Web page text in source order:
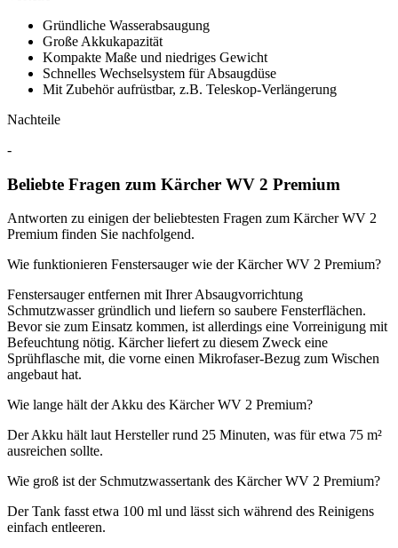
Gründliche Wasserabsaugung
Große Akkukapazität
Kompakte Maße und niedriges Gewicht
Schnelles Wechselsystem für Absaugdüse
Mit Zubehör aufrüstbar, z.B. Teleskop-Verlängerung
Nachteile
-
Beliebte Fragen zum Kärcher WV 2 Premium
Antworten zu einigen der beliebtesten Fragen zum Kärcher WV 2
Premium finden Sie nachfolgend.
Wie funktionieren Fenstersauger wie der Kärcher WV 2 Premium?
Fenstersauger entfernen mit Ihrer Absaugvorrichtung
Schmutzwasser gründlich und liefern so saubere Fensterflächen.
Bevor sie zum Einsatz kommen, ist allerdings eine Vorreinigung mit
Befeuchtung nötig. Kärcher liefert zu diesem Zweck eine
Sprühflasche mit, die vorne einen Mikrofaser-Bezug zum Wischen
angebaut hat.
Wie lange hält der Akku des Kärcher WV 2 Premium?
Der Akku hält laut Hersteller rund 25 Minuten, was für etwa 75 m²
ausreichen sollte.
Wie groß ist der Schmutzwassertank des Kärcher WV 2 Premium?
Der Tank fasst etwa 100 ml und lässt sich während des Reinigens
einfach entleeren.